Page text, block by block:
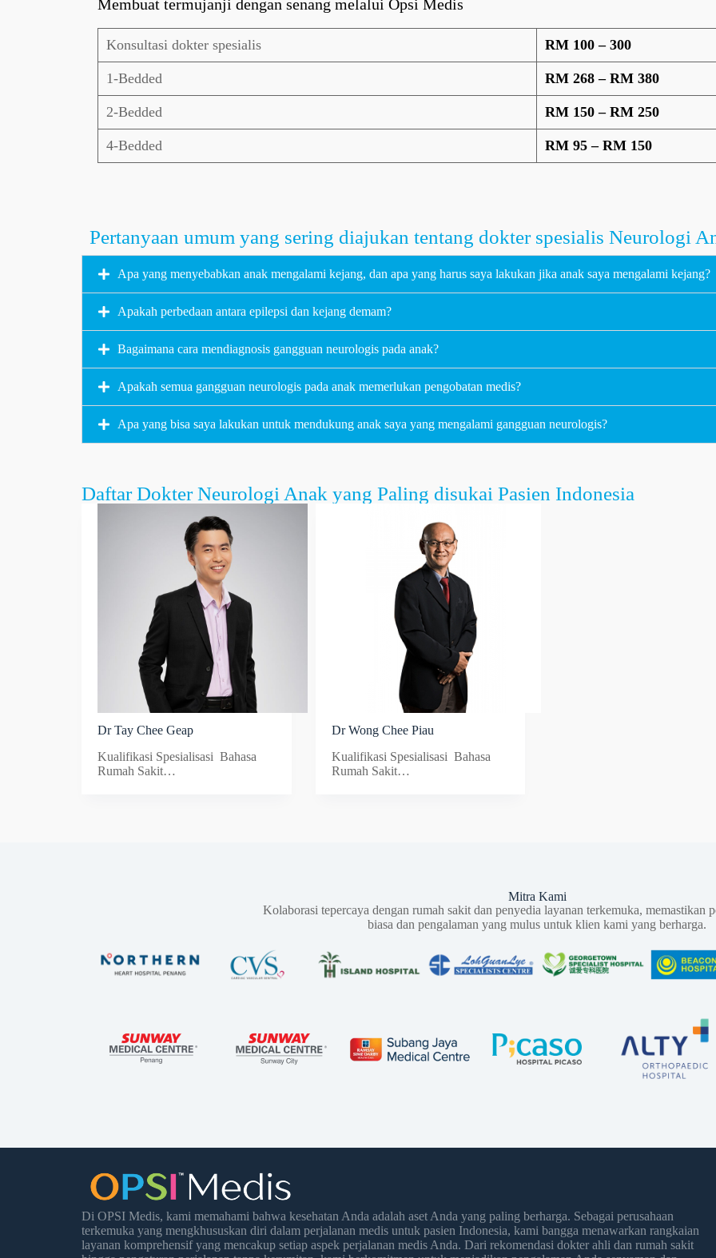
Membuat termujanji dengan senang melalui Opsi Medis
Konsultasi dokter spesialis RM 100 – 300
1-Bedded RM 268 – RM 380
2-Bedded RM 150 – RM 250
4-Bedded RM 95 – RM 150
Pertanyaan umum yang sering diajukan tentang dokter spesialis Neurologi
Apa yang menyebabkan anak mengalami kejang, dan apa yang harus saya lakukan jika anak saya mengalami kejang?
Apakah perbedaan antara epilepsi dan kejang demam?
Bagaimana cara mendiagnosis gangguan neurologis pada anak?
Apakah semua gangguan neurologis pada anak memerlukan pengobatan medis?
Apa yang bisa saya lakukan untuk mendukung anak saya yang mengalami gangguan neurologis?
Daftar Dokter Neurologi Anak yang Paling disukai Pasien Indonesia
Dr Tay Chee Geap
Kualifikasi Spesialisasi Bahasa
Rumah Sakit…
Dr Wong Chee Piau
Kualifikasi Spesialisasi Bahasa
Rumah Sakit…
Mitra Kami
Kolaborasi tepercaya dengan rumah sakit dan penyedia layanan terkemuka, memastikan
biasa dan pengalaman yang mulus untuk klien kami yang berharga.
Di OPSI Medis, kami memahami bahwa kesehatan Anda adalah aset Anda yang paling berharga. Sebagai perusahaan
terkemuka yang mengkhususkan diri dalam perjalanan medis untuk pasien Indonesia, kami bangga menawarkan rangkaian
layanan komprehensif yang mencakup setiap aspek perjalanan medis Anda. Dari rekomendasi dokter ahli dan rumah sakit